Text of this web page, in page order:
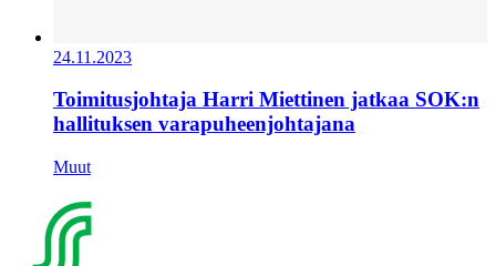
24.11.2023
Toimitusjohtaja Harri Miettinen jatkaa SOK:n
hallituksen varapuheenjohtajana
Muut